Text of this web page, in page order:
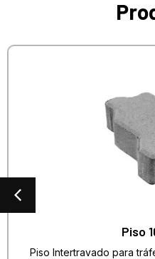
Piso
Piso Intertravado para